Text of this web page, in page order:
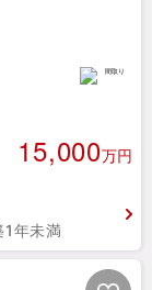
15,000万円
年未満